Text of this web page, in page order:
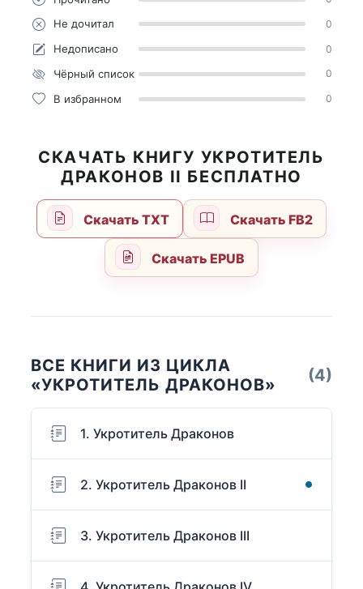
Не дочитал 0
Недописано 0
Чёрный список 0
В избранном 0
СКАЧАТЬ КНИГУ УКРОТИТЕЛЬ
ДРАКОНОВ II БЕСПЛАТНО
Скачать TXT Скачать FB2
Скачать EPUB
ВСЕ КНИГИ ИЗ ЦИКЛА
«УКРОТИТЕЛЬ ДРАКОНОВ»
(4)
1. Укротитель Драконов
2. Укротитель Драконов II
3. Укротитель Драконов III